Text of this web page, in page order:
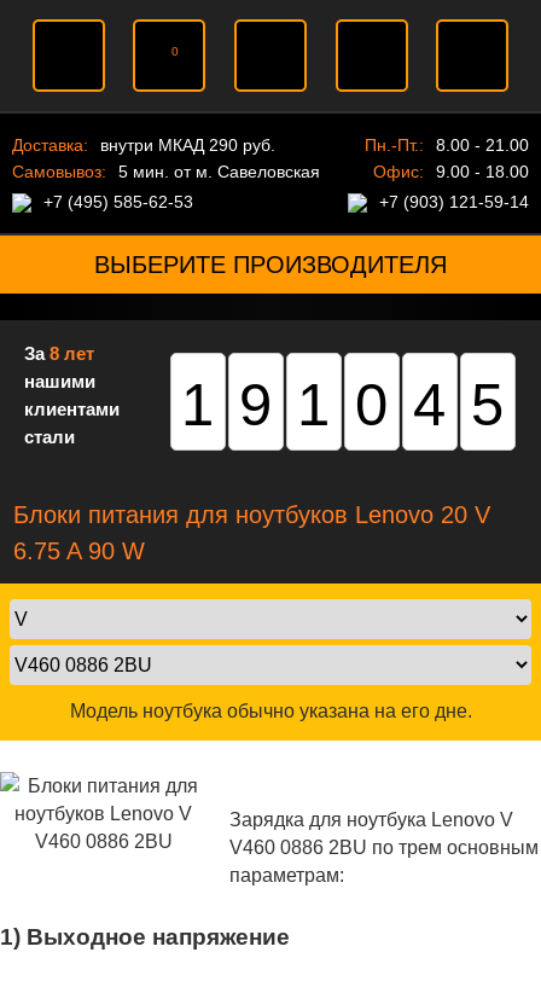
0
Доставка:
внутри МКАД 290 руб.
Самовывоз:
5 мин. от м. Савеловская
+7 (495) 585-62-53
Пн.-Пт.:
8.00 - 21.00
Офис:
9.00 - 18.00
+7 (903) 121-59-14
ВЫБЕРИТЕ ПРОИЗВОДИТЕЛЯ
За8 лет
нашими
клиентами
стали
191045
Блоки питания для ноутбуков Lenovo 20 V
6.75 A 90 W
Модель ноутбука обычно указана на его дне.
Зарядка для ноутбука Lenovo V
V460 0886 2BU по трем основным
параметрам:
1) Выходное напряжение